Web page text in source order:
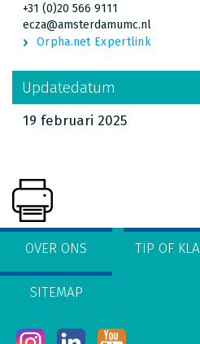
+31 (0)20 566 9111
ecza@amsterdamumc.nl
Orpha.net Expertlink
Updatedatum
19 februari 2025
OVER ONS TIP OF
SITEMAP